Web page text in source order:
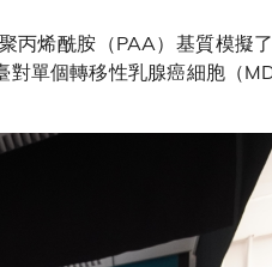
丙烯酰胺（PAA）基質模擬
對單個轉移性乳腺癌細胞（